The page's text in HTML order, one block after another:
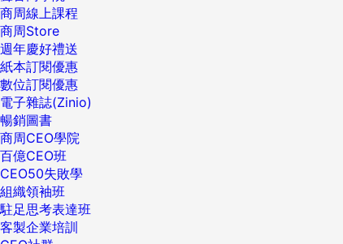
商周線上課程
商周Store
週年慶好禮送
紙本訂閱優惠
數位訂閱優惠
電子雜誌(Zinio)
暢銷圖書
商周CEO學院
百億CEO班
CEO50失敗學
組織領袖班
駐足思考表達班
客製企業培訓